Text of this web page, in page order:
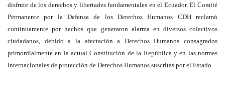
disfrute de los derechos y libertades fundamentales en el Ecuador. El Comité
Permanente por la Defensa de los Derechos Humanos CDH reclamó
continuamente por hechos que generaron alarma en diversos colectivos
ciudadanos, debido a la afectación a Derechos Humanos consagrados
primordialmente en la actual Constitución de la República y en las normas
internacionales de protección de Derechos Humanos suscritas por el Estado.